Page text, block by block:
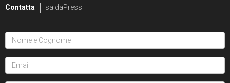
Contatta saldaPress